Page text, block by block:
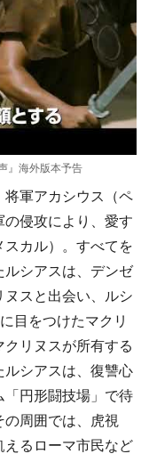
』海外版本予告
軍アカシウス（ペ
侵攻により、愛す
カル）。すべてを
シアスは、デンゼ
スと出会い、ルシ
目をつけたマクリ
リヌスが所有する
シアスは、復讐心
円形闘技場」で待
周囲では、虎視
るローマ市民など